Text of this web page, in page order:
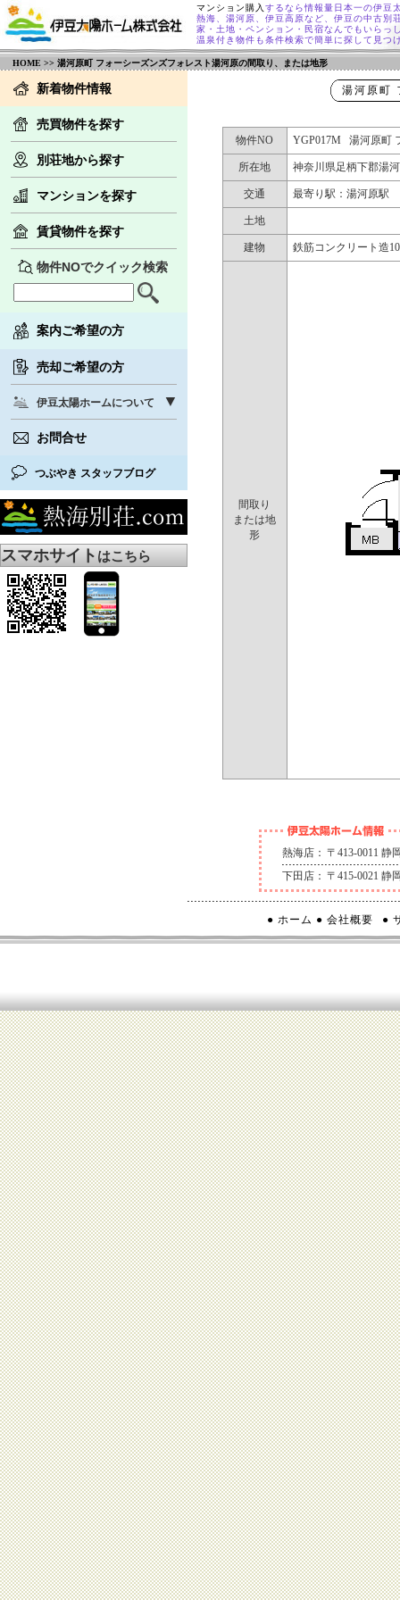
マンション購入 するなら情報量日本一の伊豆
熱海、湯河原、伊豆高原など、伊豆の中古別
家・土地・ペンション・民宿なんでもいらっ
温泉付き物件も条件検索で簡単に探して見つ
HOME >> 湯河原町 フォーシーズンズフォレスト湯河原の間取り、または地形
新着物件情報
売買物件を探す
別荘地から探す
マンションを探す
賃貸物件を探す
物件NOでクイック検索
案内ご希望の方
売却ご希望の方
伊豆太陽ホームについて
お問合せ
つぶやき スタッフブログ
スマホサイトはこちら
湯河原町
物件NO YGP017M 湯河原町
所在地 神奈川県足柄下郡湯
交通 最寄り駅：湯河原
土地
建物 鉄筋コンクリート造
間取り
または地
形
熱海店： 〒413-0011 静
下田店： 〒415-0021 静
● ホーム ● 会社概要 ●